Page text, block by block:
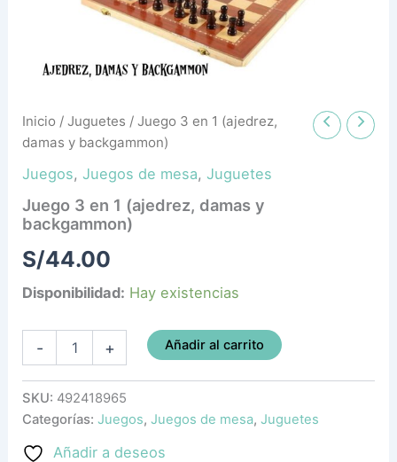
Inicio /Juguetes / Juego 3 en 1 (ajedrez,
damas y backgammon)
Juegos,Juegos de mesa,Juguetes
Juego 3 en 1 (ajedrez, damas y
backgammon)
S/44.00
Disponibilidad: Hay existencias
- + Añadir al carrito
SKU: 492418965
Categorías:Juegos,Juegos de mesa,Juguetes
Añadir a deseos